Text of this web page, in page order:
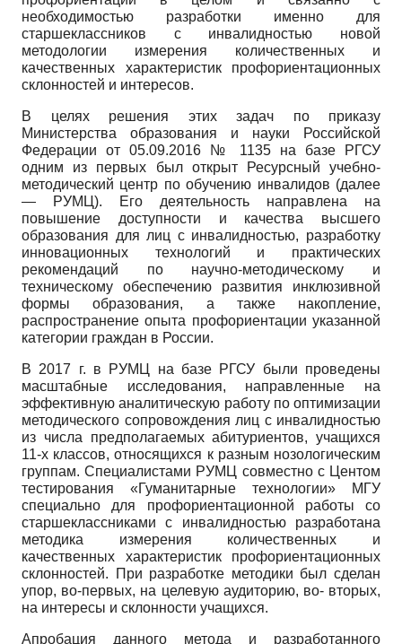
необходимостью разработки именно для
старшеклассников с инвалидностью новой
методологии измерения количественных и
качественных характеристик профориентационных
склонностей и интересов.
В целях решения этих задач по приказу
Министерства образования и науки Российской
Федерации от 05.09.2016 № 1135 на базе РГСУ
одним из первых был открыт Ресурсный учебно-
методический центр по обучению инвалидов (далее
— РУМЦ). Его деятельность направлена на
повышение доступности и качества высшего
образования для лиц с инвалидностью, разработку
инновационных технологий и практических
рекомендаций по научно-методическому и
техническому обеспечению развития инклюзивной
формы образования, а также накопление,
распространение опыта профориентации указанной
категории граждан в России.
В 2017 г. в РУМЦ на базе РГСУ были проведены
масштабные исследования, направленные на
эффективную аналитическую работу по оптимизации
методического сопровождения лиц с инвалидностью
из числа предполагаемых абитуриентов, учащихся
11-х классов, относящихся к разным нозологическим
группам. Специалистами РУМЦ совместно с Центом
тестирования «Гуманитарные технологии» МГУ
специально для профориентационной работы со
старшеклассниками с инвалидностью разработана
методика измерения количественных и
качественных характеристик профориентационных
склонностей. При разработке методики был сделан
упор, во-первых, на целевую аудиторию, во- вторых,
на интересы и склонности учащихся.
Апробация данного метода и разработанного